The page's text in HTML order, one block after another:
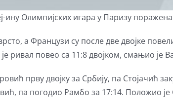
ину Олимпијских игара у Паризу
а Французи су после две двојке
ривал повео са 11:8 двојком, смањио
прву двојку за Србију, па Стојачић
па погодио Рамбо за 17:14. Положио је